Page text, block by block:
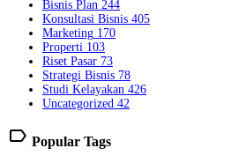
Bisnis Plan 244
Konsultasi Bisnis 405
Marketing 170
Properti 103
Riset Pasar 73
Strategi Bisnis 78
Studi Kelayakan 426
Uncategorized 42
label Popular Tags